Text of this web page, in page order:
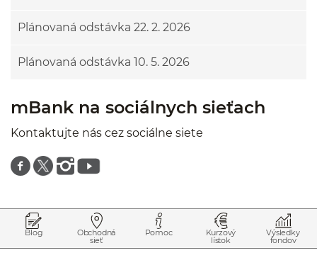
Plánovaná odstávka 22. 2. 2026
Plánovaná odstávka 10. 5. 2026
mBank na sociálnych sieťach
Kontaktujte nás cez sociálne siete
Znajdź nas na facebooku
Znajdź nas na twitterze
Znajdź nas na instagramie
Znajdź nas na youtube
Blog Obchodná
sieť
Pomoc Kurzový
lístok
Výsledky
fondov